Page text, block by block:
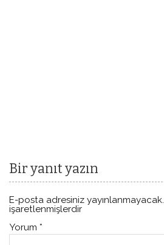
Bir yanıt yazın
E-posta adresiniz yayınlanmayacak.
işaretlenmişlerdir
Yorum *